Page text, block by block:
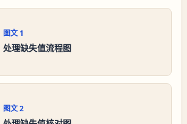
图文 1
处理缺失值流程图
图文2